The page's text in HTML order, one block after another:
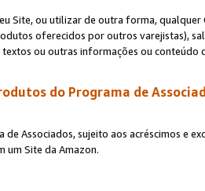
Site, ou utilizar de outra forma,
oferecidos por outros varejistas),
ou outras informações ou
do Programa de
de Associados, sujeito aos acréscimos e
um Site da Amazon.